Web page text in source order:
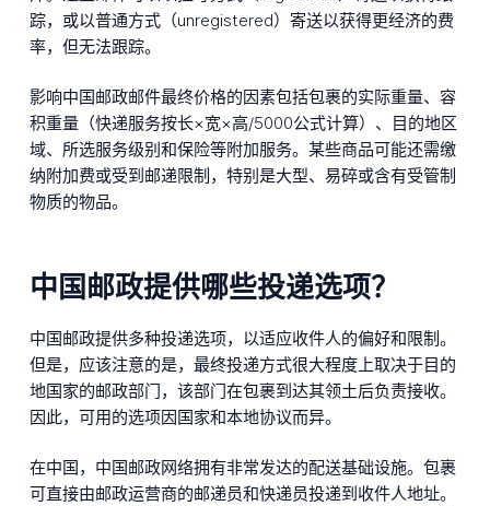
踪，或以普通方式（unregistered）寄送以获得更经济的费
率，但无法跟踪。
影响中国邮政邮件最终价格的因素包括包裹的实际重量、容
积重量（快递服务按长×宽×高/5000公式计算）、目的地区
域、所选服务级别和保险等附加服务。某些商品可能还需缴
纳附加费或受到邮递限制，特别是大型、易碎或含有受管制
物质的物品。
中国邮政提供哪些投递选项？
中国邮政提供多种投递选项，以适应收件人的偏好和限制。
但是，应该注意的是，最终投递方式很大程度上取决于目的
地国家的邮政部门，该部门在包裹到达其领土后负责接收。
因此，可用的选项因国家和本地协议而异。
在中国，中国邮政网络拥有非常发达的配送基础设施。包裹
可直接由邮政运营商的邮递员和快递员投递到收件人地址。